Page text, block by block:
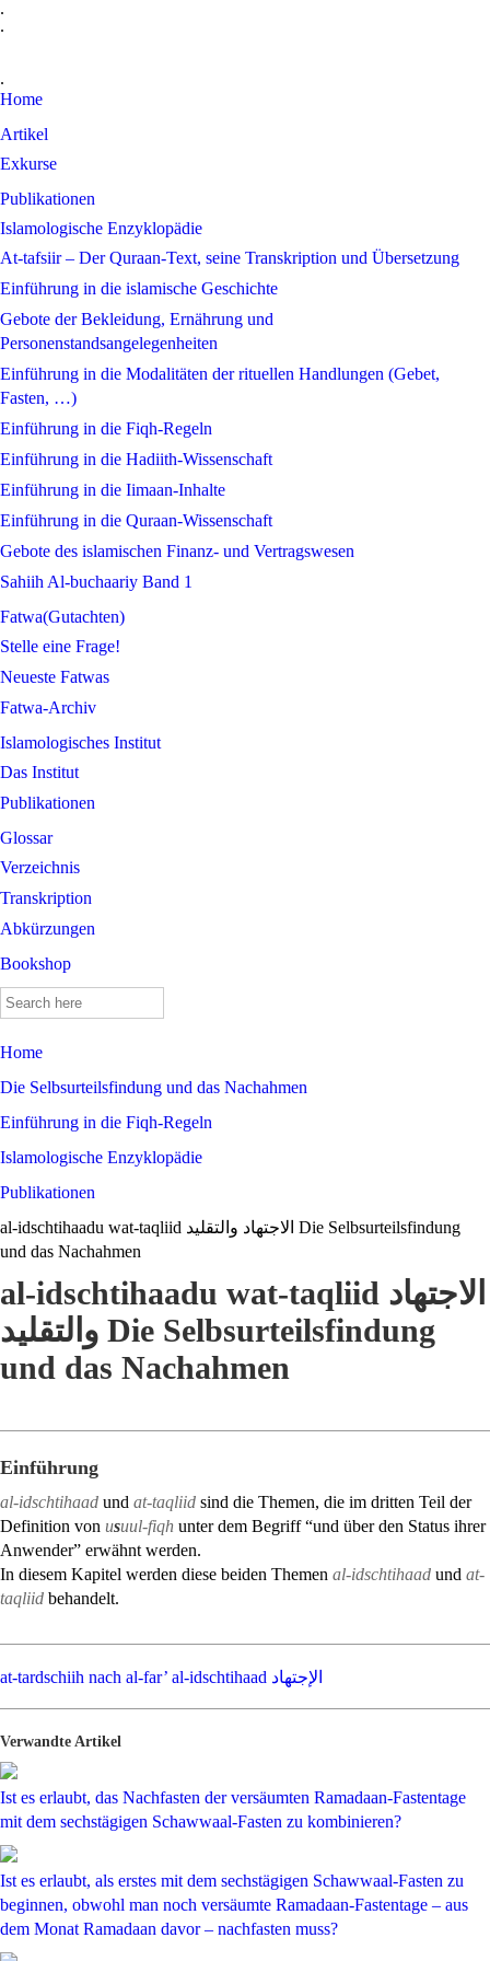
.
.
.
Home
Artikel
Exkurse
Publikationen
Islamologische Enzyklopädie
At-tafsiir – Der Quraan-Text, seine Transkription und Übersetzung
Einführung in die islamische Geschichte
Gebote der Bekleidung, Ernährung und
Personenstandsangelegenheiten
Einführung in die Modalitäten der rituellen Handlungen (Gebet,
Fasten, …)
Einführung in die Fiqh-Regeln
Einführung in die Hadiith-Wissenschaft
Einführung in die Iimaan-Inhalte
Einführung in die Quraan-Wissenschaft
Gebote des islamischen Finanz- und Vertragswesen
Sahiih Al-buchaariy Band 1
Fatwa(Gutachten)
Stelle eine Frage!
Neueste Fatwas
Fatwa-Archiv
Islamologisches Institut
Das Institut
Publikationen
Glossar
Verzeichnis
Transkription
Abkürzungen
Bookshop
Search
for:
Home
Die Selbsurteilsfindung und das Nachahmen
Einführung in die Fiqh-Regeln
Islamologische Enzyklopädie
Publikationen
al-idschtihaadu wat-taqliid الاجتهاد والتقليد Die Selbsurteilsfindung
und das Nachahmen
al-idschtihaadu wat-taqliid الاجتهاد
والتقليد Die Selbsurteilsfindung
und das Nachahmen
Einführung
al-idschtihaad und at-taqliid sind die Themen, die im dritten Teil der
Definition von usuul-fiqh unter dem Begriff “und über den Status ihrer
Anwender” erwähnt werden.
In diesem Kapitel werden diese beiden Themen al-idschtihaad und at-
taqliid behandelt.
at-tardschiih nach al-far’ al-idschtihaad الإجتهاد
Verwandte Artikel
Ist es erlaubt, das Nachfasten der versäumten Ramadaan-Fastentage
mit dem sechstägigen Schawwaal-Fasten zu kombinieren?
Ist es erlaubt, als erstes mit dem sechstägigen Schawwaal-Fasten zu
beginnen, obwohl man noch versäumte Ramadaan-Fastentage – aus
dem Monat Ramadaan davor – nachfasten muss?